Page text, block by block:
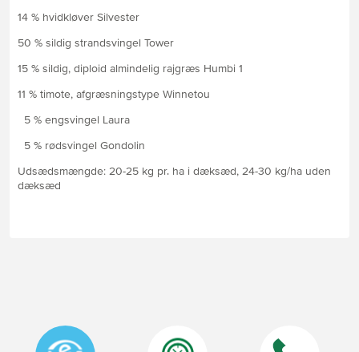
14 % hvidkløver Silvester
50 % sildig strandsvingel Tower
15 % sildig, diploid almindelig rajgræs Humbi 1
11 % timote, afgræsningstype Winnetou
5 % engsvingel Laura
5 % rødsvingel Gondolin
Udsædsmængde: 20-25 kg pr. ha i dæksæd, 24-30 kg/ha uden
dæksæd